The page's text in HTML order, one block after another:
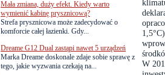
W
Mała zmiana, duży efekt. Kiedy warto
wymienić kabinę prysznicową?
Strefa prysznicowa może zadecydować o
komforcie całej łazienki. Gdy...
Dreame G12 Dual zastąpi nawet 5 urządzeń
Marka Dreame doskonale zdaje sobie sprawę z
tego, jakie wyzwania czekają na...